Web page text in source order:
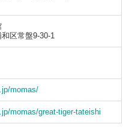
区常盤9-30-1
momas/
momas/great-tiger-tateishi